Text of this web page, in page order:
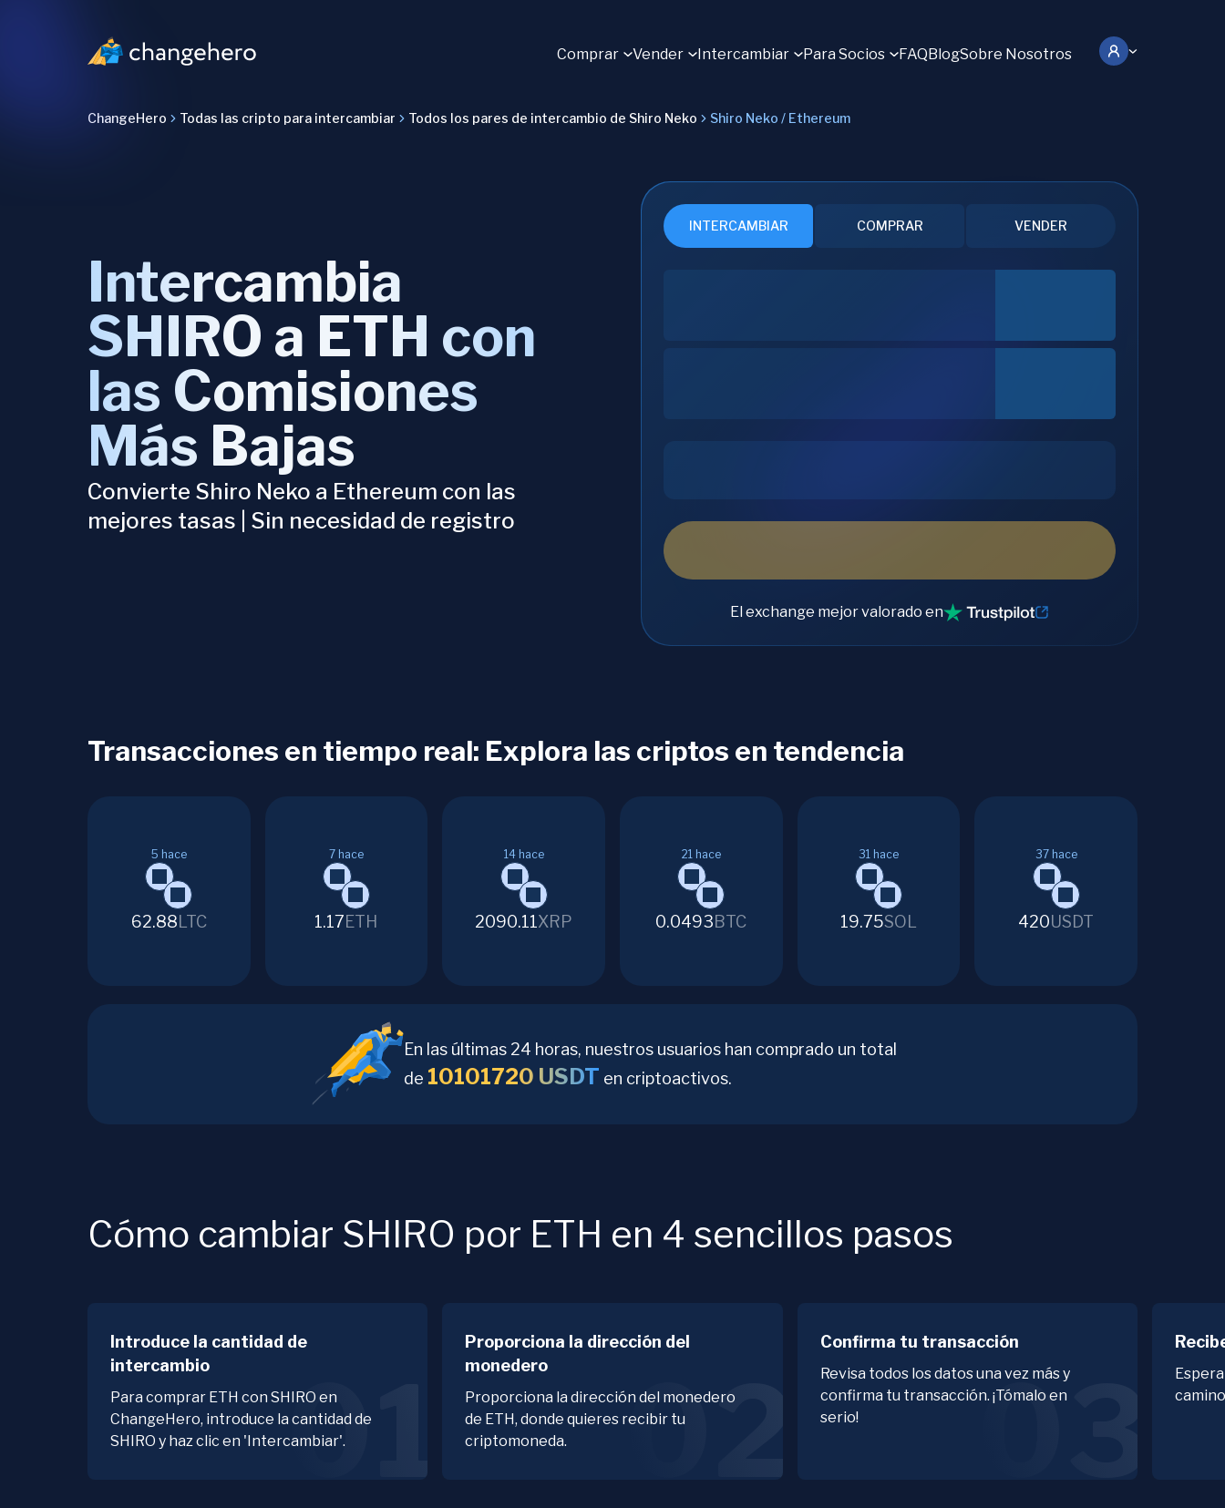
Comprar Vender Intercambiar Para Socios FAQBlogSobre Nosotros
ChangeHero Todas las cripto para intercambiar Todos los pares de intercambio de Shiro Neko Shiro Neko / Ethereum
Intercambia
SHIRO a ETH con
las Comisiones
Más Bajas
Convierte Shiro Neko a Ethereum con las
mejores tasas | Sin necesidad de registro
INTERCAMBIAR COMPRAR VENDER
El exchange mejor valorado en
Transacciones en tiempo real: Explora las criptos en tendencia
5 hace
62.88 LTC
7 hace
1.17ETH
14 hace
2090.11XRP
21 hace
0.0493BTC
31 hace
19.75SOL
37 hace
420USDT
En las últimas 24 horas, nuestros usuarios han comprado un total
de 10101720 USDT en criptoactivos.
Cómo cambiar SHIRO por ETH en 4 sencillos pasos
Introduce la cantidad de
intercambio
Para comprar ETH con SHIRO en
ChangeHero, introduce la cantidad de
SHIRO y haz clic en 'Intercambiar'.01
Proporciona la dirección del
monedero
Proporciona la dirección del monedero
de ETH, donde quieres recibir tu
criptomoneda.
02
Confirma tu transacción
Revisa todos los datos una vez más y
confirma tu transacción. ¡Tómalo en
serio!
03